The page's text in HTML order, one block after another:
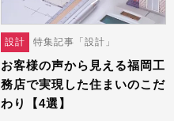
設計 特集記事「設計」
お客様の声から見える福岡工
務店で実現した住まいのこだ
わり【4選】